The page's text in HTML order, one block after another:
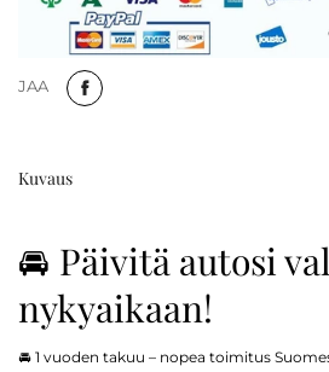
JAA
Kuvaus
🚘 Päivitä autosi
nykyaikaan!
🚘 1 vuoden takuu – nopea toimitus